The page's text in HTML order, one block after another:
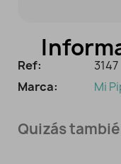
Ref:
3147
Marca:
Mi
Quizás